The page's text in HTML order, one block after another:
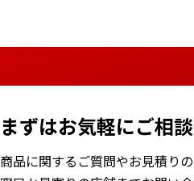
まずはお気軽にご相
商品に関するご質問やお見積りの